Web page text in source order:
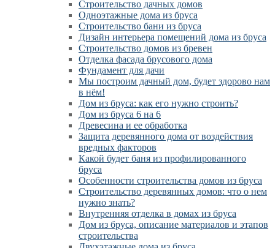
Cтроительство дачных домов
Одноэтажные дома из бруса
Строительство бани из бруса
Дизайн интерьера помещений дома из бруса
Строительство домов из бревен
Отделка фасада брусового дома
Фундамент для дачи
Мы построим дачный дом, будет здорово нам
в нём!
Дом из бруса: как его нужно строить?
Дом из бруса 6 на 6
Древесина и ее обработка
Защита деревянного дома от воздействия
вредных факторов
Какой будет баня из профилированного
бруса
Особенности строительства домов из бруса
Строительство деревянных домов: что о нем
нужно знать?
Внутренняя отделка в домах из бруса
Дом из бруса, описание материалов и этапов
строительства